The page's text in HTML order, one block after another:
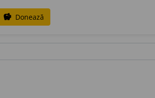
savings Donează